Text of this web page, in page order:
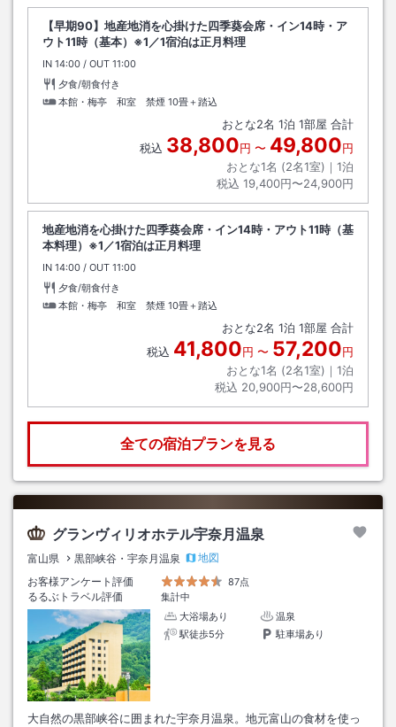
【早期90】地産地消を心掛けた四季葵会席・イン14時・ア
ウト11時（基本）※1／1宿泊は正月料理
IN チェックイン
14:00 / OUT チェックアウト
11:00
夕食/朝食付き
本館・梅亭 和室 禁煙 10畳＋踏込
おとな2名 1泊 1部屋 合計
税込 38,800円 〜 49,800円
おとな1名 (2名1室)｜ 1泊
税込 19,400円〜24,900円
地産地消を心掛けた四季葵会席・イン14時・アウト11時（基
本料理）※1／1宿泊は正月料理
IN チェックイン
14:00 / OUT チェックアウト
11:00
夕食/朝食付き
本館・梅亭 和室 禁煙 10畳＋踏込
おとな2名 1泊 1部屋 合計
税込 41,800円 〜 57,200円
おとな1名 (2名1室)｜ 1泊
税込 20,900円〜28,600円
全ての宿泊プランを見る
グランヴィリオホテル宇奈月温泉
富山県 黒部峡谷・宇奈月温泉
地図
お客様アンケート評価
87点
るるぶトラベル評価
集計中
大浴場あり
温泉
駅徒歩5分
駐車場あり
大自然の黒部峡谷に囲まれた宇奈月温泉。地元富山の食材を使っ